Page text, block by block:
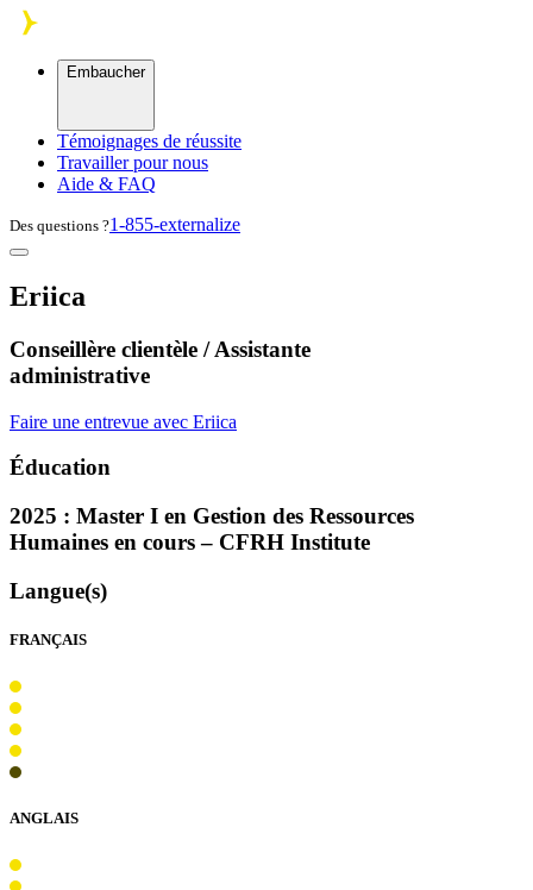
Skip to main content
Embaucher
Témoignages de réussite
Travailler pour nous
Aide & FAQ
Des questions ?1-855-externalize
Eriica
Conseillère clientèle / Assistante
administrative
Faire une entrevue avec Eriica
Éducation
2025 : Master I en Gestion des Ressources
Humaines en cours – CFRH Institute
Langue(s)
FRANÇAIS
ANGLAIS